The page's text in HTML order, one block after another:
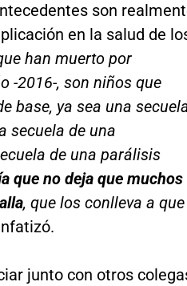
son
en la salud de
han muerto por
-2016-, son niños que
base, ya sea una
secuela de una
de una parálisis
que no deja que muchos
, que los conlleva a que
junto con otros